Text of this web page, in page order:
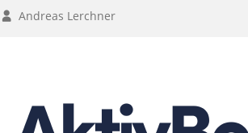
Andreas Lerchner